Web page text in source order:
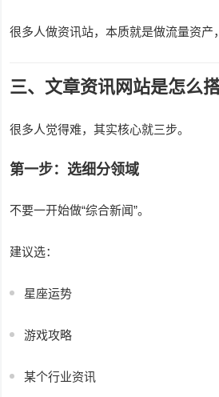
很多人做资讯站，本质就是做流量资产
三、文章资讯网站是怎么搭
很多人觉得难，其实核心就三步。
第一步：选细分领域
不要一开始做“综合新闻”。
建议选：
星座运势
游戏攻略
某个行业资讯